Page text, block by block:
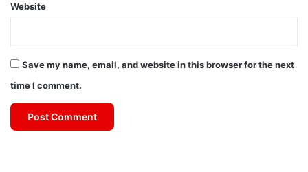
Website
Save my name, email, and website in this browser for the next
time I comment.